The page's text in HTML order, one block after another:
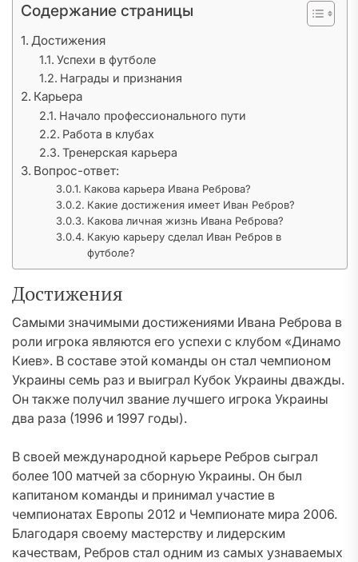
Содержание страницы
Достижения
Успехи в футболе
Награды и признания
Карьера
Начало профессионального пути
Работа в клубах
Тренерская карьера
Вопрос-ответ:
Какова карьера Ивана Реброва?
Какие достижения имеет Иван Ребров?
Какова личная жизнь Ивана Реброва?
Какую карьеру сделал Иван Ребров в
футболе?
Достижения
Самыми значимыми достижениями Ивана Реброва в
роли игрока являются его успехи с клубом «Динамо
Киев». В составе этой команды он стал чемпионом
Украины семь раз и выиграл Кубок Украины дважды.
Он также получил звание лучшего игрока Украины
два раза (1996 и 1997 годы).
В своей международной карьере Ребров сыграл
более 100 матчей за сборную Украины. Он был
капитаном команды и принимал участие в
чемпионатах Европы 2012 и Чемпионате мира 2006.
Благодаря своему мастерству и лидерским
качествам, Ребров стал одним из самых узнаваемых